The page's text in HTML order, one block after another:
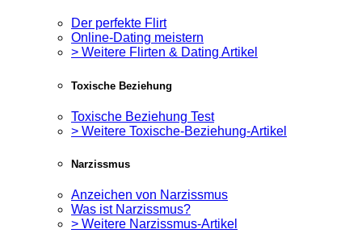
Der perfekte Flirt
Online-Dating meistern
> Weitere Flirten & Dating Artikel
Toxische Beziehung
Toxische Beziehung Test
> Weitere Toxische-Beziehung-Artikel
Narzissmus
Anzeichen von Narzissmus
Was ist Narzissmus?
> Weitere Narzissmus-Artikel